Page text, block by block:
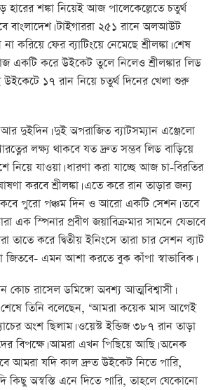
হারের শঙ্কা নিয়েই আজ পালেকেল্লেতে চতুর্থ
বাংলাদেশ। টাইগাররা ২৫১ রানে অলআউট
ফের ব্যাটিংয়ে নেমেছে শ্রীলঙ্কা। শেষ
একটি করে উইকেট তুলে নিলেও শ্রীলঙ্কার লিড
১৭ রান নিয়ে চতুর্থ দিনের খেলা শুরু
দুইদিন। দুই অপরাজিত ব্যাটসম্যান এঞ্জেলো
লক্ষ্য থাকবে যত দ্রুত সম্ভব লিড বাড়িয়ে
যাওয়া। ধারণা করা যাচ্ছে আজ চা-বিরতির
করবে শ্রীলঙ্কা। এতে করে রান তাড়ার জন্য
পুরো পঞ্চম দিন ও আরো একটি সেশন। তবে
এক স্পিনার প্রবীণ জয়াবিক্রমার সামনে যেভাবে
তাতে করে দ্বিতীয় ইনিংসে তারা চার সেশন ব্যাট
জিতবে- এমন আশা করতে বুক কাঁপা স্বাভাবিক।
কোচ রাসেল ডমিঙ্গো অবশ্য আত্মবিশ্বাসী।
তিনি বলেছেন, ‘আমরা কয়েক মাস আগেই
অংশ ছিলাম। ওয়েস্ট ইন্ডিজ ৩৮৭ রান তাড়া
বিপক্ষে। আমরা এখন পিছিয়ে আছি। অনেক
আমরা যদি কাল দ্রুত উইকেট নিতে পারি,
কিছু অস্বস্তি এনে দিতে পারি, তাহলে যেকোনো